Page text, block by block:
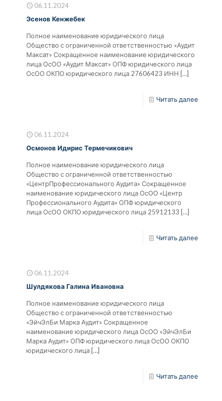
06.11.2024
Эсенов Кенжебек
Полное наименование юридического лица
Общество с ограниченной ответственностью «Аудит
Максат» Сокращенное наименование юридического
лица ОсОО «Аудит Максат» ОПФ юридического лица
ОсОО ОКПО юридического лица 27606423 ИНН […]
Читать далее
06.11.2024
Осмонов Идирис Термечикович
Полное наименование юридического лица
Общество с ограниченной ответственностью
«ЦентрПрофессионального Аудита» Сокращенное
наименование юридического лица ОсОО «Центр
Профессионального Аудита» ОПФ юридического
лица ОсОО ОКПО юридического лица 25912133 […]
Читать далее
06.11.2024
Шулдякова Галина Ивановна
Полное наименование юридического лица
Общество с ограниченной ответственностью
«ЭйчЭлБи Марка Аудит» Сокращенное
наименование юридического лица ОсОО «ЭйчЭлБи
Марка Аудит» ОПФ юридического лица ОсОО ОКПО
юридического лица[…]
Читать далее